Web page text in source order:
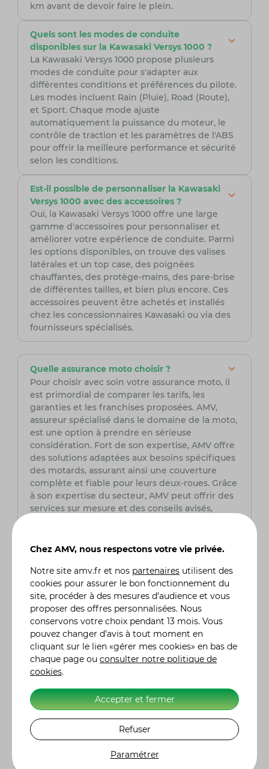
km avant de devoir faire le plein.
Quels sont les modes de conduite
disponibles sur la Kawasaki Versys 1000 ?
La Kawasaki Versys 1000 propose plusieurs
modes de conduite pour s'adapter aux
différentes conditions et préférences du pilote.
Les modes incluent Rain (Pluie), Road (Route),
et Sport. Chaque mode ajuste
automatiquement la puissance du moteur, le
contrôle de traction et les paramètres de l'ABS
pour offrir la meilleure performance et sécurité
selon les conditions.
Est-il possible de personnaliser la Kawasaki
Versys 1000 avec des accessoires ?
Oui, la Kawasaki Versys 1000 offre une large
gamme d'accessoires pour personnaliser et
améliorer votre expérience de conduite. Parmi
les options disponibles, on trouve des valises
latérales et un top case, des poignées
chauffantes, des protège-mains, des pare-brise
de différentes tailles, et bien plus encore. Ces
accessoires peuvent être achetés et installés
chez les concessionnaires Kawasaki ou via des
fournisseurs spécialisés.
Quelle assurance moto choisir ?
Pour choisir avec soin votre assurance moto, il
est primordial de comparer les tarifs, les
garanties et les franchises proposées. AMV,
assureur spécialisé dans le domaine de la moto,
est une option à prendre en sérieuse
considération. Fort de son expertise, AMV offre
des solutions adaptées aux besoins spécifiques
des motards, assurant ainsi une couverture
complète et fiable pour leurs deux-roues. Grâce
à son expertise du secteur, AMV peut offrir des
services sur mesure et des conseils avisés,
sur la route.
Quel est le prix d'une assurance moto ?
Le coût d'une assurance moto chez AMV
intègre plusieurs facteurs tels que le modèle de
la moto, l'expérience du conducteur (permis,
sinistres, bonus), le lieu de stationnement
habituel et le niveau de garanties désiré. Chez
AMV, nous offrons des tarifs compétitifs
adaptés à chaque profil de conducteur et à
chaque type de moto. Nos conseillers
spécialisés sont là pour vous aider à choisir la
couverture qui répond le mieux à vos besoins
contacter pour obtenir un devis personnalisé et
découvrez comment nous pouvons protéger au
mieux votre moto. Chez AMV, nous sommes
Chez AMV, nous respectons votre vie privée.
Notre site amv.fr et nos partenaires utilisent des
cookies pour assurer le bon fonctionnement du
site, procéder à des mesures d’audience et vous
proposer des offres personnalisées. Nous
conservons votre choix pendant 13 mois. Vous
pouvez changer d’avis à tout moment en
cliquant sur le lien «gérer mes cookies» en bas de
chaque page ou consulter notre politique de
cookies.
Accepter et fermer
Refuser
Paramétrer